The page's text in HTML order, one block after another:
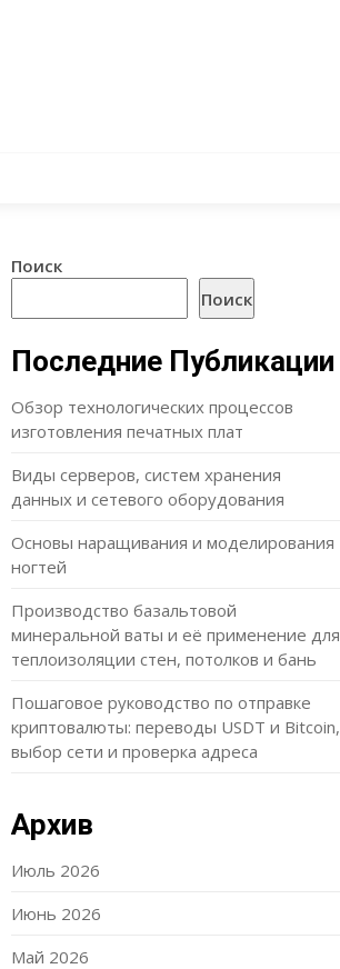
Поиск
Поиск
Последние Публикации
Обзор технологических процессов
изготовления печатных плат
Виды серверов, систем хранения
данных и сетевого оборудования
Основы наращивания и моделирования
ногтей
Производство базальтовой
минеральной ваты и её применение для
теплоизоляции стен, потолков и бань
Пошаговое руководство по отправке
криптовалюты: переводы USDT и Bitcoin,
выбор сети и проверка адреса
Архив
Июль 2026
Июнь 2026
Май 2026